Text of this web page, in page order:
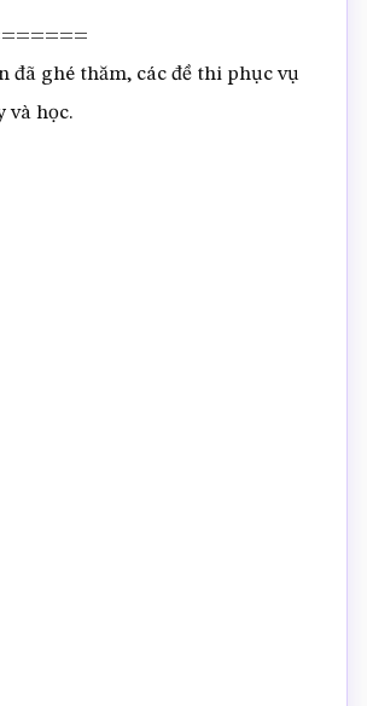
đã ghé thăm, các đề thi phục vụ
và học.